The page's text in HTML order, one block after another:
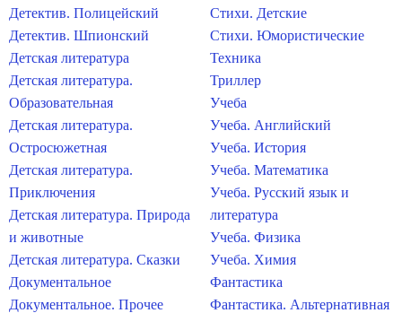
Детектив. Полицейский
Детектив. Шпионский
Детская литература
Детская литература.
Образовательная
Детская литература.
Остросюжетная
Детская литература.
Приключения
Детская литература. Природа
и животные
Детская литература. Сказки
Документальное
Документальное. Прочее
Стихи. Детские
Стихи. Юмористические
Техника
Триллер
Учеба
Учеба. Английский
Учеба. История
Учеба. Математика
Учеба. Русский язык и
литература
Учеба. Физика
Учеба. Химия
Фантастика
Фантастика. Альтернативная